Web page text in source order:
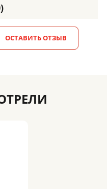
ОСТАВИТЬ ОТЗЫВ